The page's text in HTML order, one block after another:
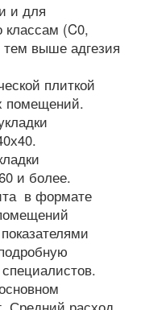
и для
классам (C0,
выше адгезия
плиткой
помещений.
и более.
в формате